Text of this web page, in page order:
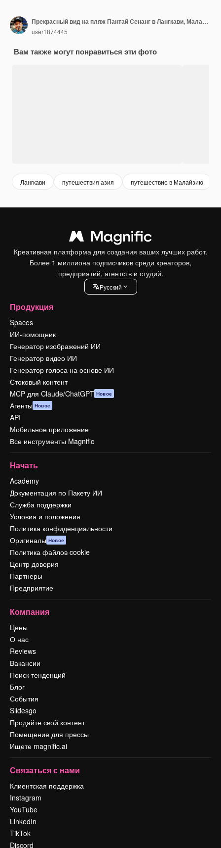
Прекрасный вид на пляж Пантай Сенанг в Лангкави, Малайзия.
user1874445
Вам также могут понравиться эти фото
Лангкави путешествия азия путешествие в Малайзию
Креативная платформа для создания ваших лучших работ.
Более 1 миллиона подписчиков среди креаторов,
предприятий, агентств и студий.
Pусский
Продукция
Spaces
ИИ-помощник
Генератор изображений ИИ
Генератор видео ИИ
Генератор голоса на основе ИИ
Стоковый контент
MCP для Claude/ChatGPT Новое
Агенты Новое
API
Мобильное приложение
Все инструменты Magnific
Начать
Academy
Документация по Пакету ИИ
Служба поддержки
Условия и положения
Политика конфиденциальности
Оригиналы Новое
Политика файлов cookie
Центр доверия
Партнеры
Предприятие
Компания
Цены
О нас
Reviews
Вакансии
Поиск тенденций
Блог
События
Slidesgo
Продайте свой контент
Помещение для прессы
Ищете magnific.ai
Связаться с нами
Клиентская поддержка
Instagram
YouTube
LinkedIn
TikTok
Discord